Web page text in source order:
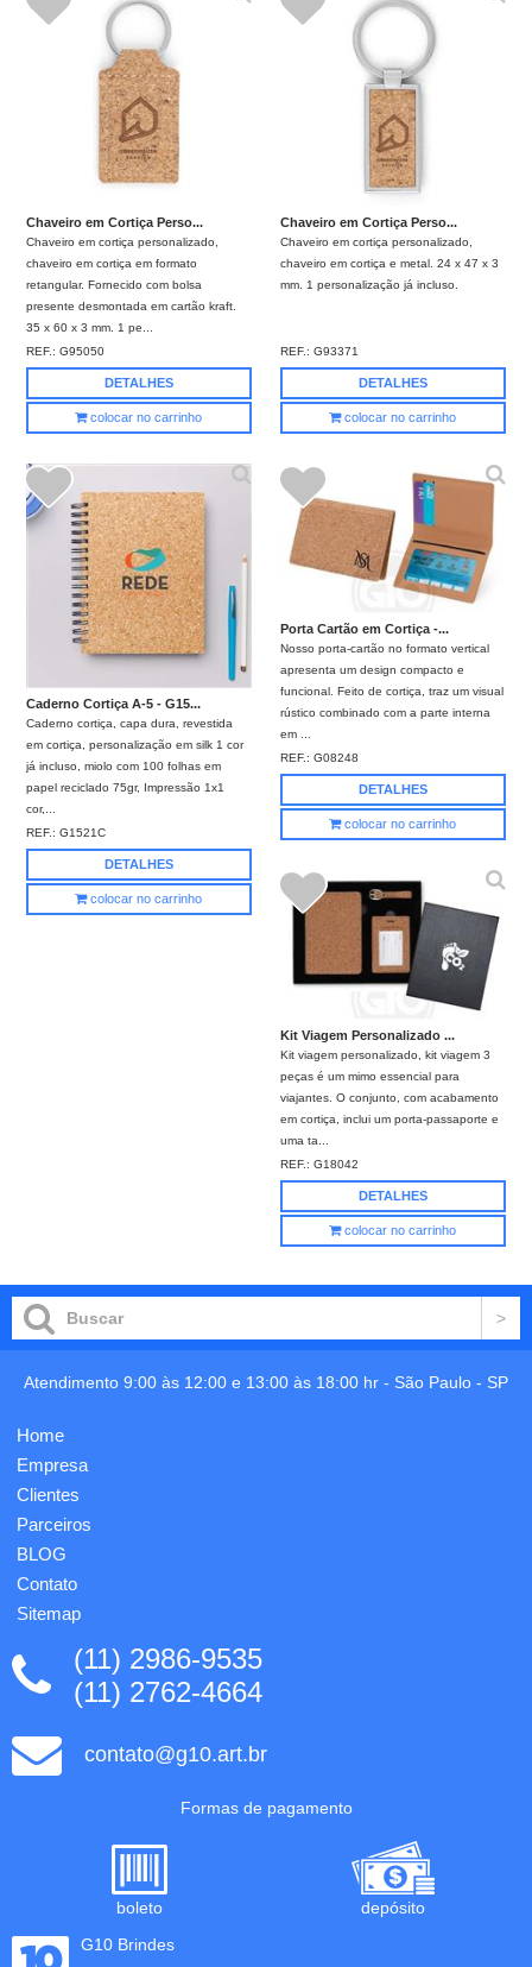
Chaveiro em Cortiça Perso...
Chaveiro em cortiça personalizado,
chaveiro em cortiça em formato
retangular. Fornecido com bolsa
presente desmontada em cartão kraft.
35 x 60 x 3 mm. 1 pe...
REF.:G95050
DETALHES
colocar no carrinho
Chaveiro em Cortiça Perso...
Chaveiro em cortiça personalizado,
chaveiro em cortiça e metal. 24 x 47 x 3
mm. 1 personalização já incluso.
REF.:G93371
DETALHES
colocar no carrinho
Caderno Cortiça A-5 - G15...
Caderno cortiça, capa dura, revestida
em cortiça, personalização em silk 1 cor
já incluso, miolo com 100 folhas em
papel reciclado 75gr, Impressão 1x1
cor,...
REF.:G1521C
DETALHES
colocar no carrinho
Porta Cartão em Cortiça -...
Nosso porta-cartão no formato vertical
apresenta um design compacto e
funcional. Feito de cortiça, traz um visual
rústico combinado com a parte interna
em ...
REF.:G08248
DETALHES
colocar no carrinho
Kit Viagem Personalizado ...
Kit viagem personalizado, kit viagem 3
peças é um mimo essencial para
viajantes. O conjunto, com acabamento
em cortiça, inclui um porta-passaporte e
uma ta...
REF.:G18042
DETALHES
colocar no carrinho
Atendimento 9:00 às 12:00 e 13:00 às 18:00 hr - São Paulo - SP
Home
Empresa
Clientes
Parceiros
BLOG
Contato
Sitemap
(11) 2986-9535
(11) 2762-4664
contato@g10.art.br
Formas de pagamento
boleto
depósito
G10 Brindes